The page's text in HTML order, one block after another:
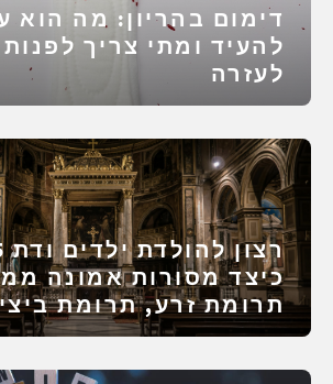
דימום בהריון: מה הוא
להעיד ומתי צריך
לעזרה
כיצד מסורות אמונה
תרומת זרע, תרומת
IVF/IUI ופונדקאות